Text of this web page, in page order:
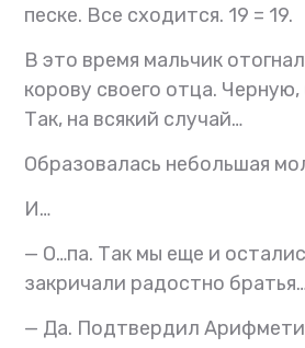
песке. Все сходится. 19 = 19.
В это время мальчик
корову своего отца.
Так, на всякий случай…
Образовалась небольшая
И…
— О…па. Так мы еще и
закричали радостно
— Да. Подтвердил